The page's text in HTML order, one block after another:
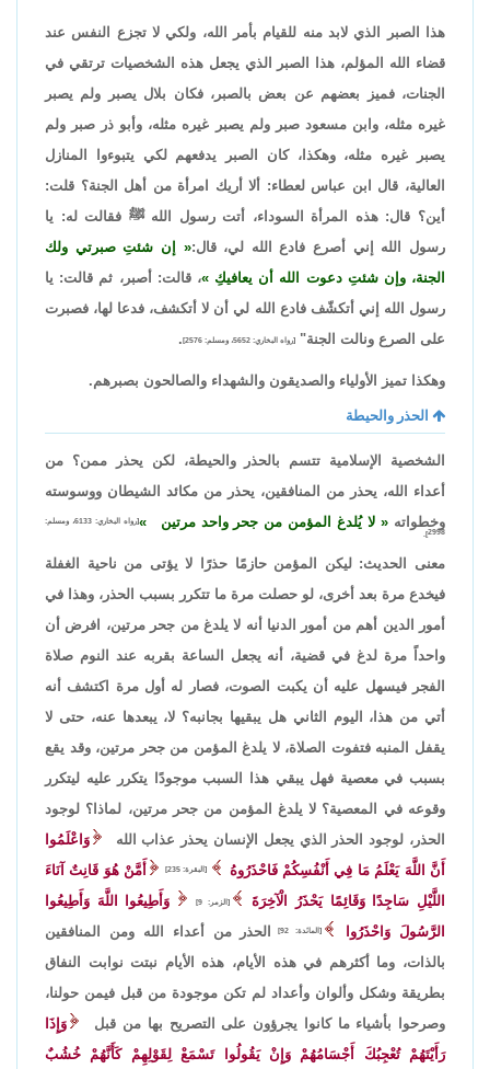
هذا الصبر الذي لابد منه للقيام بأمر الله، ولكي لا تجزع النفس عند
قضاء الله المؤلم، هذا الصبر الذي يجعل هذه الشخصيات ترتقي في
الجنات، فميز بعضهم عن بعض بالصبر، فكان بلال يصبر ولم يصبر
غيره مثله، وابن مسعود صبر ولم يصبر غيره مثله، وأبو ذر صبر ولم
يصبر غيره مثله، وهكذا، كان الصبر يدفعهم لكي يتبوءوا المنازل
العالية، قال ابن عباس لعطاء: ألا أريك امرأة من أهل الجنة؟ قلت:
أين؟ قال: هذه المرأة السوداء، أتت رسول الله ﷺ فقالت له: يا
رسول الله إني أصرع فادع الله لي، قال:
إن شئتِ صبرتي ولك
الجنة، وإن شئتِ دعوت الله أن يعافيكِ ، قالت: أصبر، ثم قالت: يا
رسول الله إني أتكشّف فادع الله لي أن لا أتكشف، فدعا لها، فصبرت
على الصرع ونالت الجنة" [رواه البخاري: 5652، ومسلم: 2576] .
وهكذا تميز الأولياء والصديقون والشهداء والصالحون بصبرهم.
الحذر والحيطة
الشخصية الإسلامية تتسم بالحذر والحيطة، لكن يحذر ممن؟ من
أعداء الله، يحذر من المنافقين، يحذر من مكائد الشيطان ووسوسته
وخطواته
لا يُلدغ المؤمن من جحر واحد مرتين
[رواه البخاري: 6133، ومسلم:
2998].
معنى الحديث: ليكن المؤمن حازمًا حذرًا لا يؤتى من ناحية الغفلة
فيخدع مرة بعد أخرى، لو حصلت مرة ما تتكرر بسبب الحذر، وهذا في
أمور الدين أهم من أمور الدنيا أنه لا يلدغ من جحر مرتين، افرض أن
واحداً مرة لدغ في قضية، أنه يجعل الساعة بقربه عند النوم صلاة
الفجر فيسهل عليه أن يكبت الصوت، فصار له أول مرة اكتشف أنه
أتي من هذا، اليوم الثاني هل يبقيها بجانبه؟ لا، يبعدها عنه، حتى لا
يقفل المنبه فتفوت الصلاة، لا يلدغ المؤمن من جحر مرتين، وقد يقع
بسبب في معصية فهل يبقي هذا السبب موجودًا يتكرر عليه ليتكرر
وقوعه في المعصية؟ لا يلدغ المؤمن من جحر مرتين، لماذا؟ لوجود
الحذر، لوجود الحذر الذي يجعل الإنسان يحذر عذاب الله
وَاعْلَمُوا
أَنَّ اللَّهَ يَعْلَمُ مَا فِي أَنْفُسِكُمْ فَاحْذَرُوهُ
[البقرة: 235]
أَمَّنْ هُوَ قَانِتٌ آنَاءَ
اللَّيْلِ سَاجِدًا وَقَائِمًا يَحْذَرُ الْآخِرَةَ
[الزمر: 9]
وَأَطِيعُوا اللَّهَ وَأَطِيعُوا
الرَّسُولَ وَاحْذَرُوا
[المائدة: 92]
الحذر من أعداء الله ومن المنافقين
بالذات، وما أكثرهم في هذه الأيام، هذه الأيام نبتت نوابت النفاق
بطريقة وشكل وألوان وأعداد لم تكن موجودة من قبل فيمن حولنا،
وصرحوا بأشياء ما كانوا يجرؤون على التصريح بها من قبل
وَإِذَا
رَأَيْتَهُمْ تُعْجِبُكَ أَجْسَامُهُمْ وَإِنْ يَقُولُوا تَسْمَعْ لِقَوْلِهِمْ كَأَنَّهُمْ خُشُبٌ